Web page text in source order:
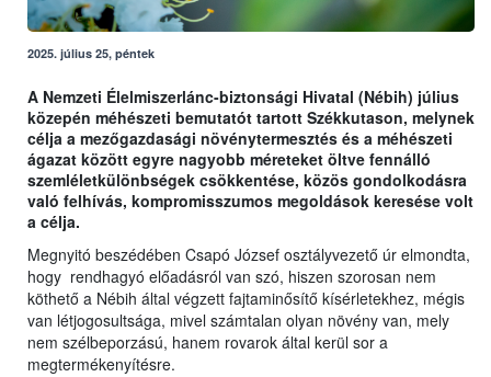
2025. július 25, péntek
A Nemzeti Élelmiszerlánc-biztonsági Hivatal (Nébih) július
közepén méhészeti bemutatót tartott Székkutason, melynek
célja a mezőgazdasági növénytermesztés és a méhészeti
ágazat között egyre nagyobb méreteket öltve fennálló
szemléletkülönbségek csökkentése, közös gondolkodásra
való felhívás, kompromisszumos megoldások keresése volt
a célja.
Megnyitó beszédében Csapó József osztályvezető úr elmondta,
hogy rendhagyó előadásról van szó, hiszen szorosan nem
köthető a Nébih által végzett fajtaminősítő kísérletekhez, mégis
van létjogosultsága, mivel számtalan olyan növény van, mely
nem szélbeporzású, hanem rovarok által kerül sor a
megtermékenyítésre.